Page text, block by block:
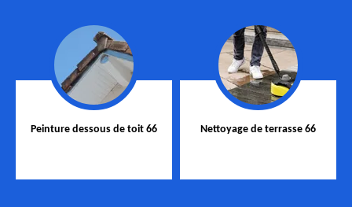
Peinture dessous de toit 66 Nettoyage de terrasse 66